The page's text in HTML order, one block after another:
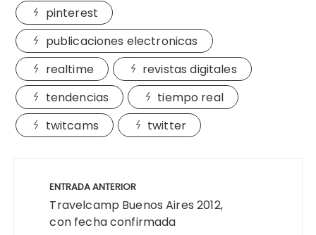
pinterest
publicaciones electronicas
realtime
revistas digitales
tendencias
tiempo real
twitcams
twitter
entradas
ENTRADA ANTERIOR
Travelcamp Buenos Aires 2012,
con fecha confirmada